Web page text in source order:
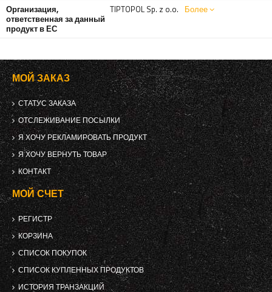
Организация,
ответственная за данный
продукт в ЕС
TIPTOPOL Sp. z o.o. Более
МОЙ ЗАКАЗ
СТАТУС ЗАКАЗА
ОТСЛЕЖИВАНИЕ ПОСЫЛКИ
Я ХОЧУ РЕКЛАМИРОВАТЬ ПРОДУКТ
Я ХОЧУ ВЕРНУТЬ ТОВАР
КОНТАКТ
МОЙ СЧЕТ
РЕГИСТР
КОРЗИНА
СПИСОК ПОКУПОК
СПИСОК КУПЛЕННЫХ ПРОДУКТОВ
ИСТОРИЯ ТРАНЗАКЦИЙ